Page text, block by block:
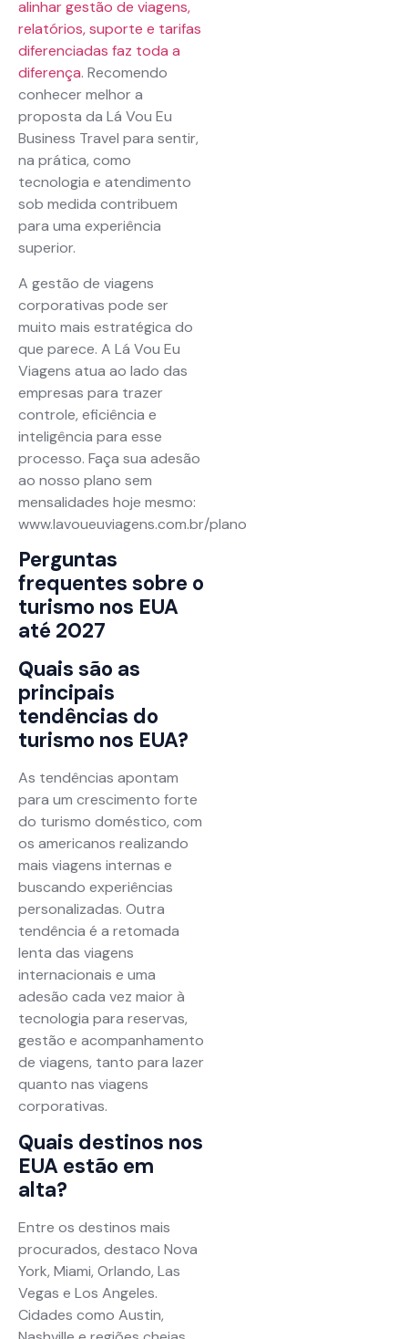
alinhar gestão de viagens,
relatórios, suporte e tarifas
diferenciadas faz toda a
diferença. Recomendo
conhecer melhor a
proposta da Lá Vou Eu
Business Travel para sentir,
na prática, como
tecnologia e atendimento
sob medida contribuem
para uma experiência
superior.
A gestão de viagens
corporativas pode ser
muito mais estratégica do
que parece. A Lá Vou Eu
Viagens atua ao lado das
empresas para trazer
controle, eficiência e
inteligência para esse
processo. Faça sua adesão
ao nosso plano sem
mensalidades hoje mesmo:
www.lavoueuviagens.com.br/plano
Perguntas
frequentes sobre o
turismo nos EUA
até 2027
Quais são as
principais
tendências do
turismo nos EUA?
As tendências apontam
para um crescimento forte
do turismo doméstico, com
os americanos realizando
mais viagens internas e
buscando experiências
personalizadas. Outra
tendência é a retomada
lenta das viagens
internacionais e uma
adesão cada vez maior à
tecnologia para reservas,
gestão e acompanhamento
de viagens, tanto para lazer
quanto nas viagens
corporativas.
Quais destinos nos
EUA estão em
alta?
Entre os destinos mais
procurados, destaco Nova
York, Miami, Orlando, Las
Vegas e Los Angeles.
Cidades como Austin,